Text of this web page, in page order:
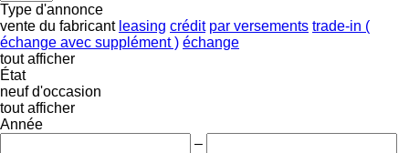
Type d'annonce
vente du fabricant leasing crédit par versements trade-in (
échange avec supplément ) échange
tout afficher
État
neuf d'occasion
tout afficher
Année
–